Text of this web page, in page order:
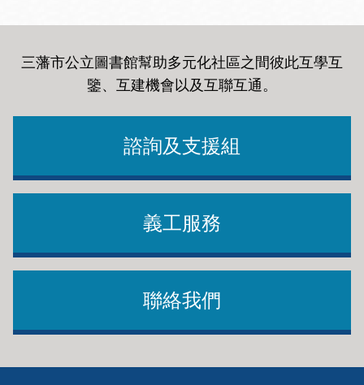
三藩市公立圖書館幫助多元化社區之間彼此互學互
鑒、互建機會以及互聯互通 。
諮詢及支援組
義工服務
聯絡我們